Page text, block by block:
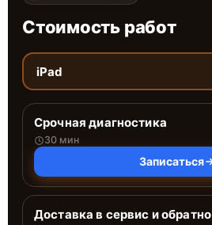
Стоимость работ
iPad
Срочная диагностика
30 мин
Записаться
Доставка в сервис и обратно